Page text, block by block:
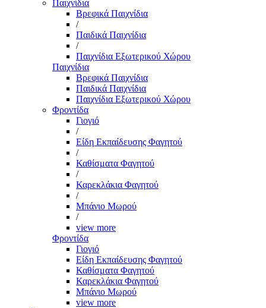
Παιχνίδια
Βρεφικά Παιχνίδια
/
Παιδικά Παιχνίδια
/
Παιχνίδια Εξωτερικού Χώρου
Παιχνίδια
Βρεφικά Παιχνίδια
Παιδικά Παιχνίδια
Παιχνίδια Εξωτερικού Χώρου
Φροντίδα
Γιογιό
/
Είδη Εκπαίδευσης Φαγητού
/
Καθίσματα Φαγητού
/
Καρεκλάκια Φαγητού
/
Μπάνιο Μωρού
/
view more
Φροντίδα
Γιογιό
Είδη Εκπαίδευσης Φαγητού
Καθίσματα Φαγητού
Καρεκλάκια Φαγητού
Μπάνιο Μωρού
view more